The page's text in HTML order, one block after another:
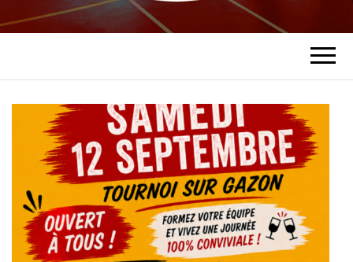
SPORTING
CLUB
GOURDON
HANDBALL
Le site officiel du club de handball
de Gourdon (46)